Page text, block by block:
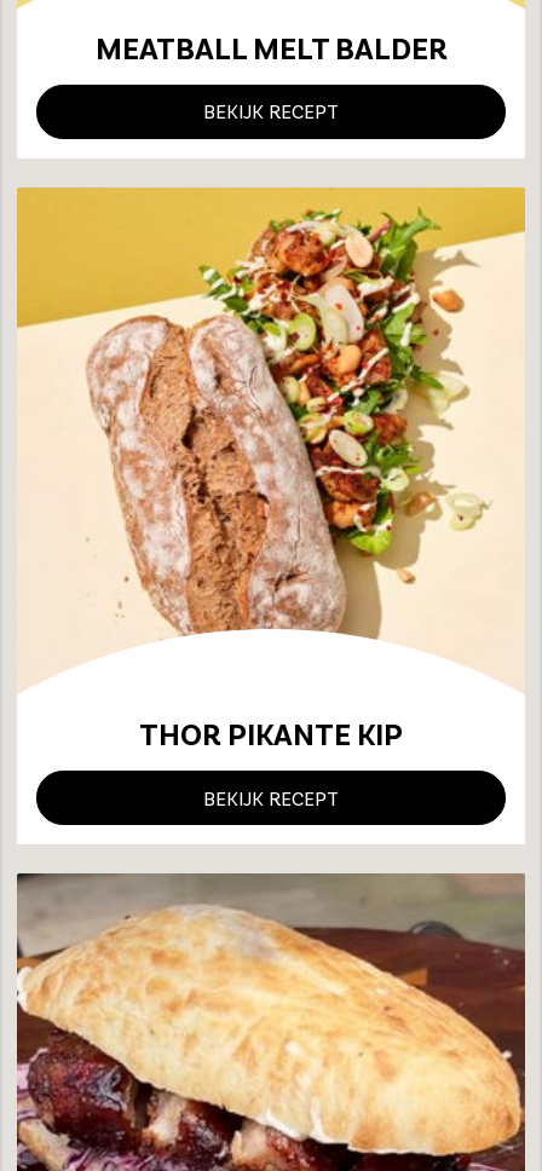
MEATBALL MELT BALDER
BEKIJK RECEPT
THOR PIKANTE KIP
BEKIJK RECEPT